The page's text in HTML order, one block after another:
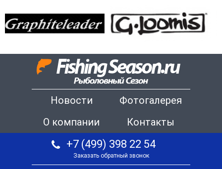
Новости
Фотогалерея
О компании
Контакты
+7 (499) 398 22 54
Заказать обратный звонок